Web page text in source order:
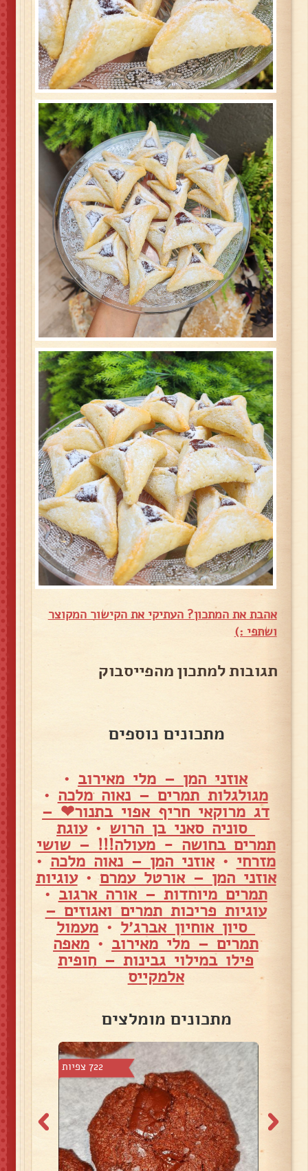
אהבת את המתכון? העתיקי את הקישור המקוצר
ושתפי :)
תגובות למתכון מהפייסבוק
מתכונים נוספים
אוזני המן – מלי מאירוב •
מגולגלות תמרים – נאוה מלכה •
דג מרוקאי חריף אפוי בתנור❤ –
סוניה סאני בן הרוש •עוגת
תמרים בחושה - מעולה!!! – שושי
מזרחי •אוזני המן – נאוה מלכה •
אוזני המן – אורטל עמרם•עוגיות
תמרים מיוחדות – אורה ארגוב •
עוגיות פריכות תמרים ואגוזים –
סיון אוחיון אברג׳ל • מעמול
תמרים – מלי מאירוב • מאפה
פילו במילוי גבינות – חופית
אלמקייס
מתכונים מומלצים
722 צפיות